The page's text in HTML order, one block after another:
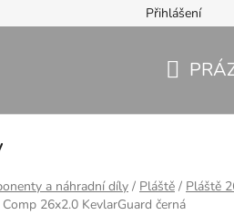
Přihlášení
a náhradní díly / Pláště / Pláště
26x2.0 KevlarGuard černá